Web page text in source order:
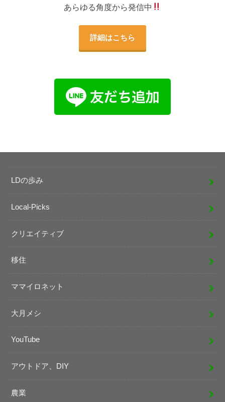
あらゆる角度から発信中
詳細はこちら
LDの歩み
Local-Picks
クリエイティブ
移住
ママイロネット
大月メシ
YouTube
アウトドア、DIY
農業